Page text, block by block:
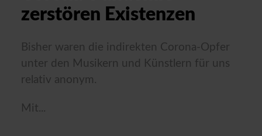
zerstören Existenzen
Bisher waren die indirekten Corona-Opfer
unter den Musikern und Künstlern für uns
relativ anonym.
Mit...